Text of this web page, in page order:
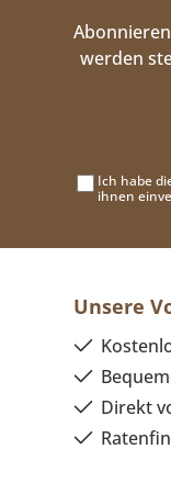
werden
Ich habe
ihnen
Unsere
Direkt